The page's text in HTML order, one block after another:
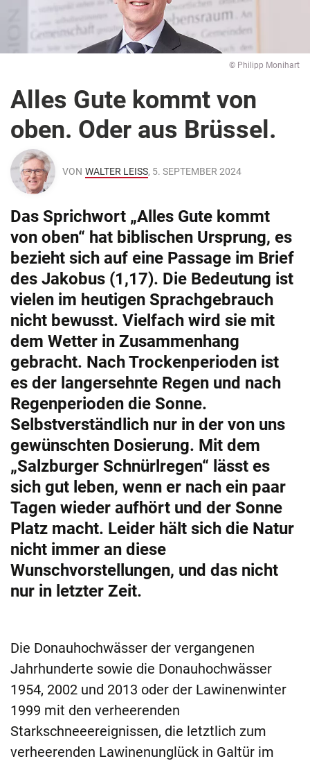
© Philipp Monihart
Alles Gute kommt von
oben. Oder aus Brüssel.
VON WALTER LEISS, 5. SEPTEMBER 2024
Das Sprichwort „Alles Gute kommt
von oben“ hat biblischen Ursprung, es
bezieht sich auf eine Passage im Brief
des Jakobus (1,17). Die Bedeutung ist
vielen im heutigen Sprachgebrauch
nicht bewusst. Vielfach wird sie mit
dem Wetter in Zusammenhang
gebracht. Nach Trockenperioden ist
es der langersehnte Regen und nach
Regenperioden die Sonne.
Selbstverständlich nur in der von uns
gewünschten Dosierung. Mit dem
„Salzburger Schnürlregen“ lässt es
sich gut leben, wenn er nach ein paar
Tagen wieder aufhört und der Sonne
Platz macht. Leider hält sich die Natur
nicht immer an diese
Wunschvorstellungen, und das nicht
nur in letzter Zeit.
Die Donauhochwässer der vergangenen
Jahrhunderte sowie die Donauhochwässer
1954, 2002 und 2013 oder der Lawinenwinter
1999 mit den verheerenden
Starkschneeereignissen, die letztlich zum
verheerenden Lawinenunglück in Galtür im